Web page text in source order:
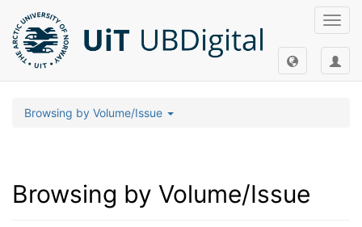
Browsing by Volume/Issue
Browsing by Volume/Issue